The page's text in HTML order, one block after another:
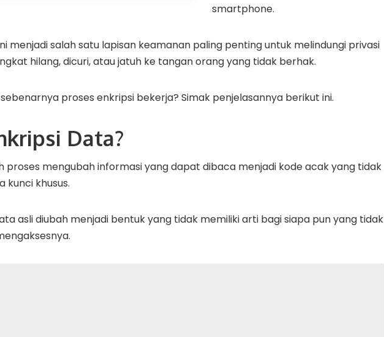
smartphone.
menjadi salah satu lapisan keamanan paling penting untuk melindungi privasi
hilang, dicuri, atau jatuh ke tangan orang yang tidak berhak.
proses enkripsi bekerja? Simak penjelasannya berikut ini.
Data?
proses mengubah informasi yang dapat dibaca menjadi kode acak yang tidak
kunci khusus.
asli diubah menjadi bentuk yang tidak memiliki arti bagi siapa pun yang tidak